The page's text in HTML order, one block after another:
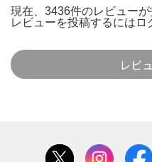
現在、3436件のレビューが
レビューを投稿するには ロ
レビ